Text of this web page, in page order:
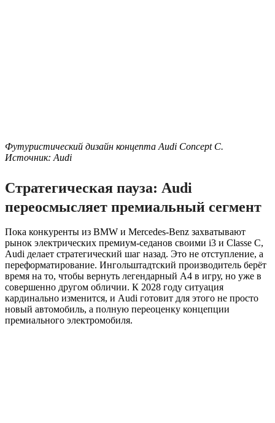
Футуристический дизайн концепта Audi Concept C.
Источник: Audi
Стратегическая пауза: Audi
переосмысляет премиальный сегмент
Пока конкуренты из BMW и Mercedes-Benz захватывают
рынок электрических премиум-седанов своими i3 и Classe C,
Audi делает стратегический шаг назад. Это не отступление, а
переформатирование. Ингольштадтский производитель берёт
время на то, чтобы вернуть легендарный A4 в игру, но уже в
совершенно другом обличии. К 2028 году ситуация
кардинально изменится, и Audi готовит для этого не просто
новый автомобиль, а полную переоценку концепции
премиального электромобиля.